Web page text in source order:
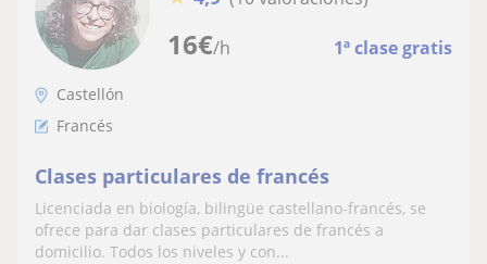
16€/h 1ª clase gratis
Castellón
Francés
Clases particulares de francés
Licenciada en biología, bilingüe castellano-francés, se
ofrece para dar clases particulares de francés a
domicilio. Todos los niveles y con...